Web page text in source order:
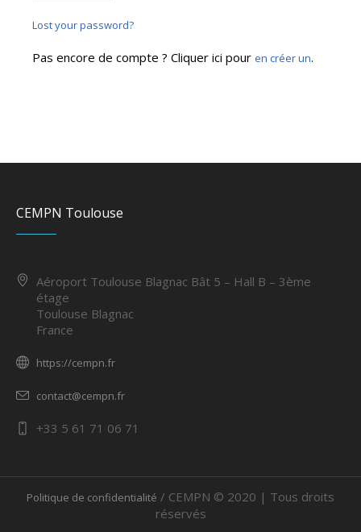
Lost your password?
Pas encore de compte ? Cliquer ici pour en créer un.
CEMPN Toulouse
Aéroport Toulouse Blagnac Bât 5 – Hall B – 3ème
étage
Toulouse Blagnac
France
https://cempn.fr
contact@cempn.fr
+33 5 61 71 06 71
Politique de confidentialité / CEMPN © 2020 | Tous droits
réservés